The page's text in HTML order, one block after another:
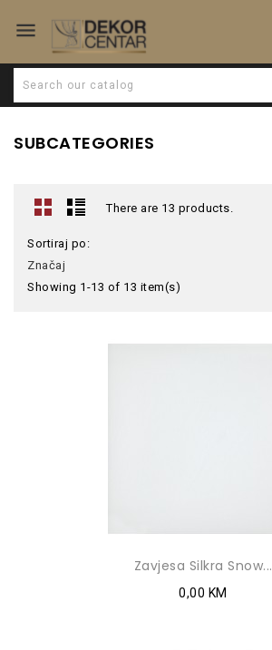

SUBCATEGORIES
There are 13 products.
Sortiraj po:
Značaj
Showing 1-13 of 13 item(s)
Zavjesa Silkra Snow...
0,00 KM